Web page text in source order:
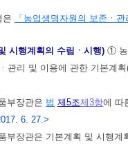
은 「농업생명자원의 보존ㆍ
시행계획의 수립ㆍ시행) ① 농
관리 및 이용에 관한 기본계
부장관은 법 제5조제3항에 따
6. 27.>
부장관은 기본계획 및 시행계